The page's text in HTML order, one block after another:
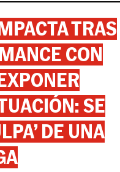
TRAS
CON
SE
DE UNA